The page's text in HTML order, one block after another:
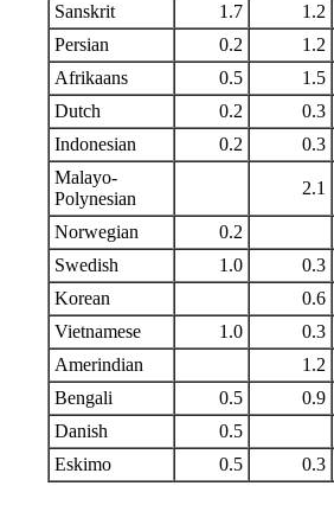
Sanskrit
1.7 1.2
Persian
0.2 1.2
Afrikaans
0.5 1.5
Dutch
0.2 0.3
Indonesian
0.2 0.3
Malayo-
Polynesian
2.1
Norwegian 0.2
Swedish
1.0 0.3
Korean
0.6
Vietnamese
1.0 0.3
Amerindian
1.2
Bengali
0.5 0.9
Danish
0.5
Eskimo
0.5 0.3